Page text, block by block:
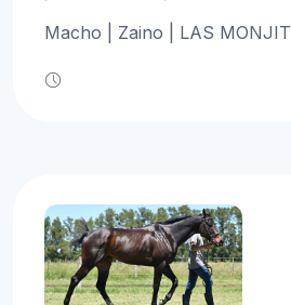
Macho | Zaino | LAS